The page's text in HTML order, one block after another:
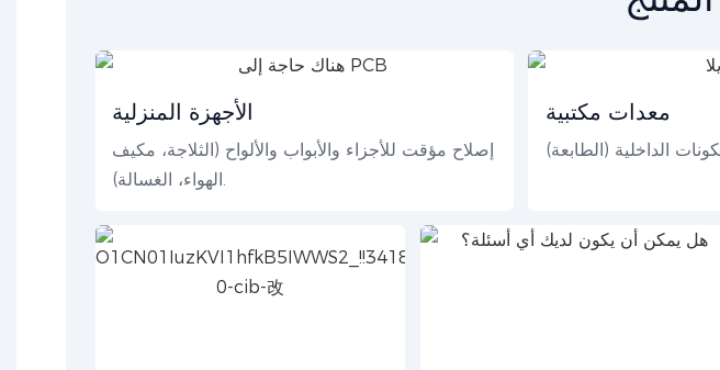
الأجهزة المنزلية
إصلاح مؤقت للأجزاء والأبواب والألواح (الثلاجة، مكيف
معدات مكتبية